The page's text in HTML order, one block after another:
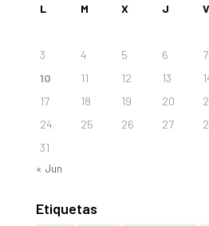
L M X J V
3
4 5 6 7
10
11 12 13
17
18 19 20
24
25 26 27
31
« Jun
Etiquetas